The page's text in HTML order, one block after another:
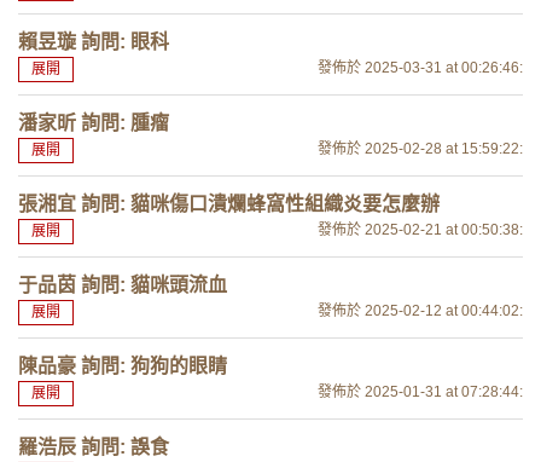
賴昱璇 詢問: 眼科
發佈於 2025-03-31 at 00:26:46:
展開
潘家昕 詢問: 腫瘤
發佈於 2025-02-28 at 15:59:22:
展開
張湘宜 詢問: 貓咪傷口潰爛蜂窩性組織炎要怎麼辦
發佈於 2025-02-21 at 00:50:38:
展開
于品茵 詢問: 貓咪頭流血
發佈於 2025-02-12 at 00:44:02:
展開
陳品豪 詢問: 狗狗的眼睛
發佈於 2025-01-31 at 07:28:44:
展開
羅浩辰 詢問: 誤食